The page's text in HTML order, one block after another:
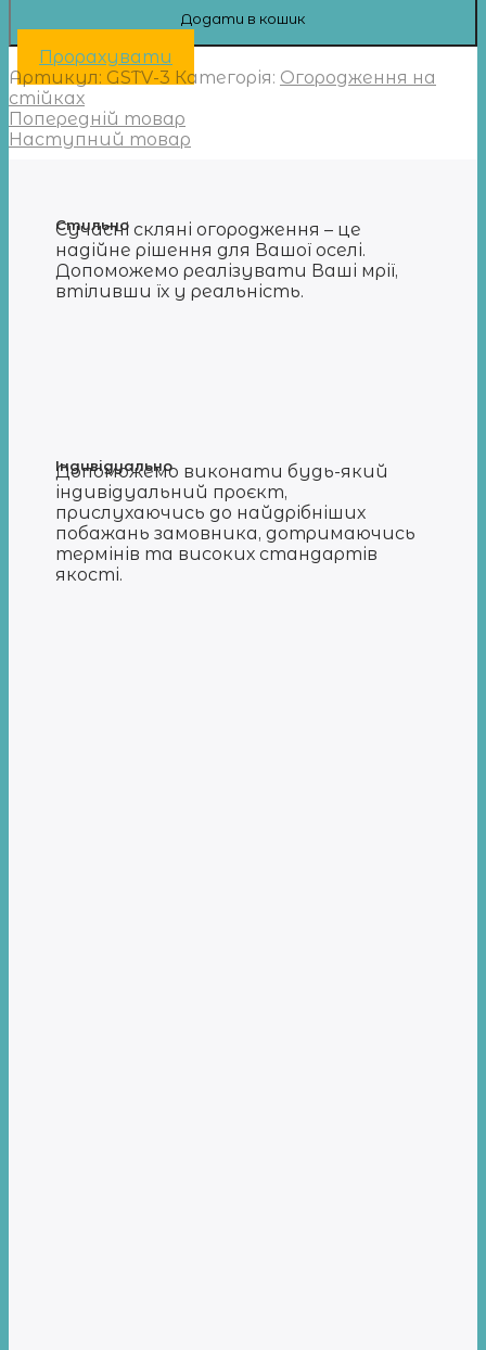
Додати в кошик
Прорахувати
Артикул: GSTV-3 Категорія: Огородження на
стійках
Попередній товар
Наступний товар
Стильно
Сучасні скляні огородження – це
надійне рішення для Вашої оселі.
Допоможемо реалізувати Ваші мрії,
втіливши їх у реальність.
Індивідуально
Допоможемо виконати будь-який
індивідуальний проєкт,
прислухаючись до найдрібніших
побажань замовника, дотримаючись
термінів та високих стандартів
якості.